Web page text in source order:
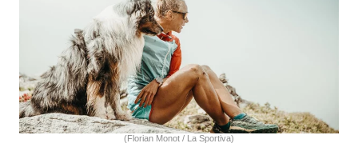
(Florian Monot / La Sportiva)